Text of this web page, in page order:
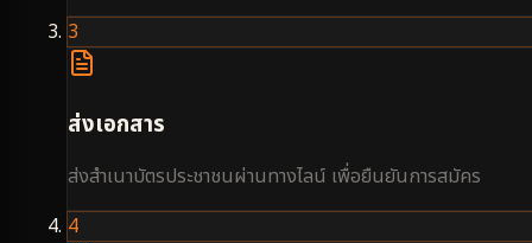
3
ส่งเอกสาร
ส่งสำเนาบัตรประชาชนผ่านทางไลน์ เพื่อยืนยันการสมัคร
4